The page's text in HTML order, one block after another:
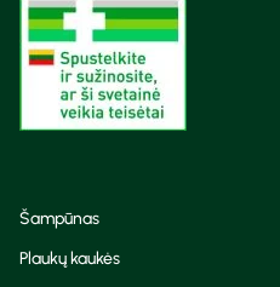
Šampūnas
Plaukų kaukės